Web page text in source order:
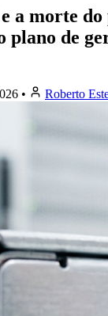
a morte
plano de
• Roberto